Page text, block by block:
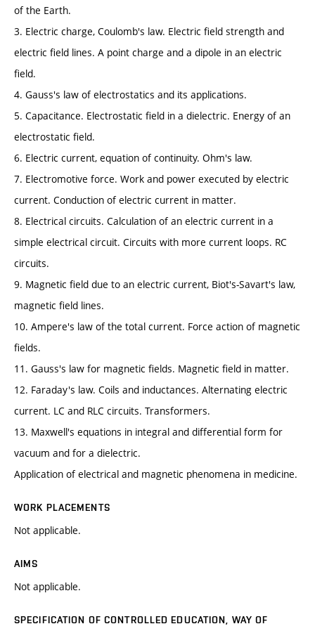
of the Earth.
3. Electric charge, Coulomb's law. Electric field strength and
electric field lines. A point charge and a dipole in an electric
field.
4. Gauss's law of electrostatics and its applications.
5. Capacitance. Electrostatic field in a dielectric. Energy of an
electrostatic field.
6. Electric current, equation of continuity. Ohm's law.
7. Electromotive force. Work and power executed by electric
current. Conduction of electric current in matter.
8. Electrical circuits. Calculation of an electric current in a
simple electrical circuit. Circuits with more current loops. RC
circuits.
9. Magnetic field due to an electric current, Biot's-Savart's law,
magnetic field lines.
10. Ampere's law of the total current. Force action of magnetic
fields.
11. Gauss's law for magnetic fields. Magnetic field in matter.
12. Faraday's law. Coils and inductances. Alternating electric
current. LC and RLC circuits. Transformers.
13. Maxwell's equations in integral and differential form for
vacuum and for a dielectric.
Application of electrical and magnetic phenomena in medicine.
WORK PLACEMENTS
Not applicable.
AIMS
Not applicable.
SPECIFICATION OF CONTROLLED EDUCATION, WAY OF